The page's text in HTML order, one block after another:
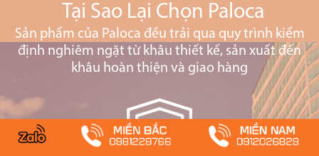
Tại Sao Lại Chọn Paloca
Sản phẩm của Paloca đều trải qua quy trình kiểm
định nghiêm ngặt từ khâu thiết kế, sản xuất đến
khâu hoàn thiện và giao hàng